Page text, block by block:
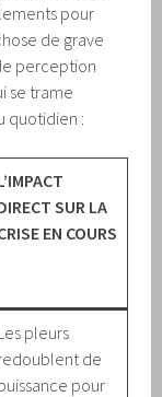
pour
de grave
perception
se trame
quotidien :
SUR LA
EN COURS
pleurs
de
pour